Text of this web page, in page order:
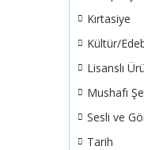
Kırtasiye
Kültür/
Lisanslı
Mushafı
Sesli ve
Tarih